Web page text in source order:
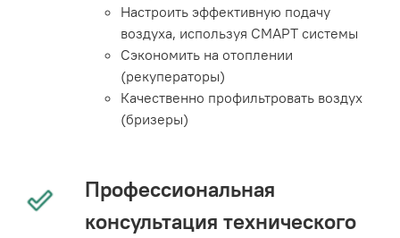
Настроить эффективную подачу
воздуха, используя СМАРТ системы
Сэкономить на отоплении
(рекуператоры)
Качественно профильтровать воздух
(бризеры)
Профессиональная
консультация технического